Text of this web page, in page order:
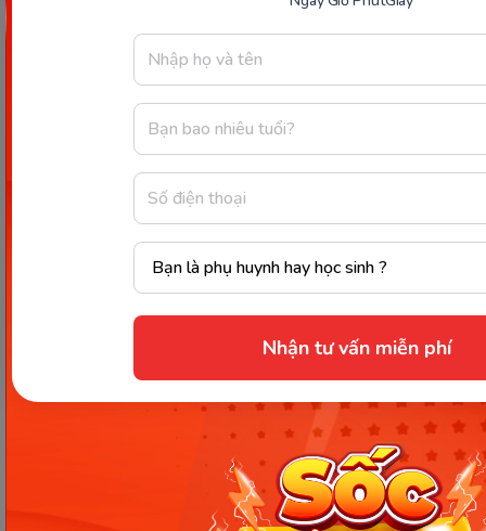
Nhận tư vấn miễn phí
năng trị ngứa và giảm kích ứng da đầu (Ảnh: Sưu tầm
Cách gội
Kết hợp với vỏ bưởi
Lá tía tô và bưởi là hai nguyên liệu quen thuộc
thường được nhiều chị em sử dụng để nấu nước
gội đầu sau sinh. Bởi loại nước gội này có chứa lượng
lớn vitamin C và chất chống oxy hóa có lợi cho việc
Cách gội đầu với lá tía tô và bưởi